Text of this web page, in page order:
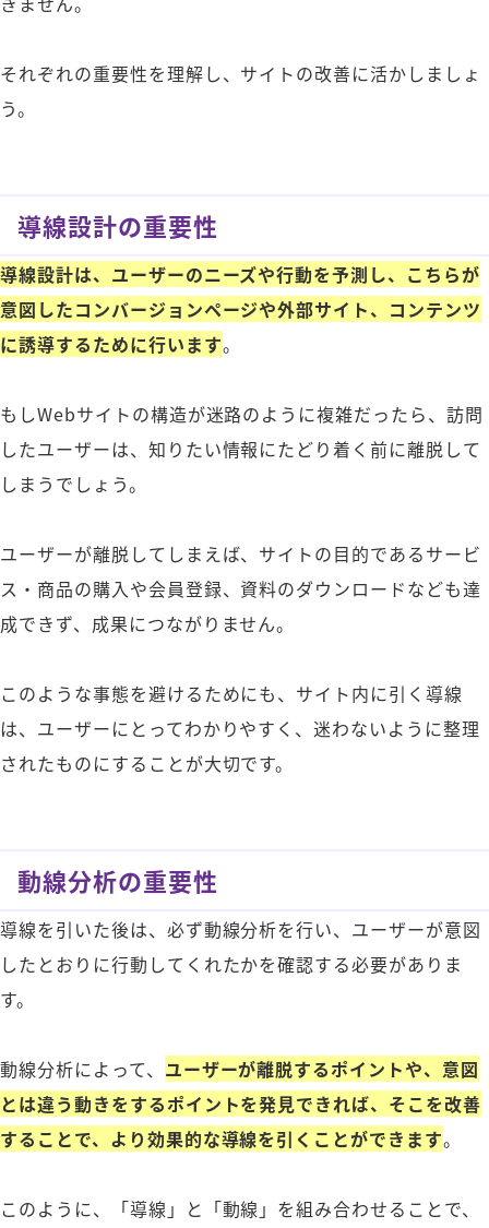
それぞれの重要性を理解し、サイトの改善に活かしましょ
う。
導線設計の重要性
導線設計は、ユーザーのニーズや行動を予測し、こちらが
意図したコンバージョンページや外部サイト、コンテンツ
に誘導するために行います。
もしWebサイトの構造が迷路のように複雑だったら、訪問
したユーザーは、知りたい情報にたどり着く前に離脱して
しまうでしょう。
ユーザーが離脱してしまえば、サイトの目的であるサービ
ス・商品の購入や会員登録、資料のダウンロードなども達
成できず、成果につながりません。
このような事態を避けるためにも、サイト内に引く導線
は、ユーザーにとってわかりやすく、迷わないように整理
されたものにすることが大切です。
動線分析の重要性
導線を引いた後は、必ず動線分析を行い、ユーザーが意図
したとおりに行動してくれたかを確認する必要がありま
す。
動線分析によって、 ユーザーが離脱するポイントや、意図
とは違う動きをするポイントを発見できれば、そこを改善
することで、より効果的な導線を引くことができます。
このように、「導線」と「動線」を組み合わせることで、